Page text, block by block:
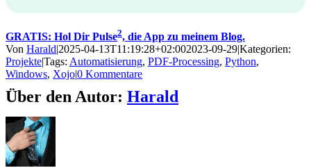
GRATIS: Hol Dir Pulse2, die App zu meinem Blog.
Von Harald|2025-04-13T11:19:28+02:002023-09-29|Kategorien:
Projekte|Tags: Automatisierung, PDF-Processing, Python,
Windows, Xojo|0 Kommentare
Über den Autor: Harald